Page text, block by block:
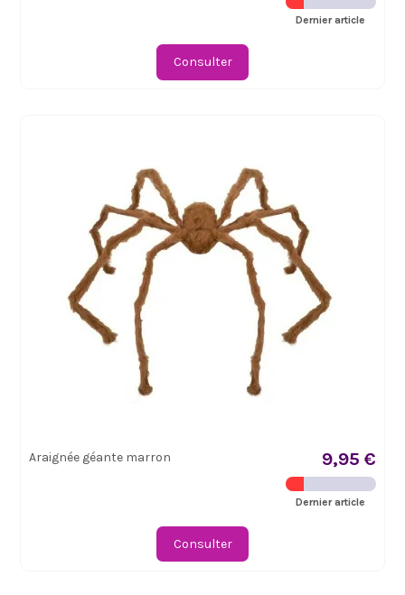
Dernier article
Consulter
Araignée géante marron 9,95 €
Dernier article
Consulter